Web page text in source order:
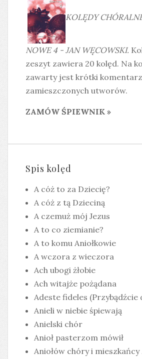
KOLĘDY
NOWE 4 - JAN WĘCOWSKI.
zeszyt zawiera 20 kolęd. Na
zawarty jest krótki
zamieszczonych utworów.
ZAMÓW ŚPIEWNIK »
Spis kolęd
A cóż to za Dziecię?
A cóż z tą Dzieciną
A czemuż mój Jezus
A to co ziemianie?
A to komu Aniołkowie
A wczora z wieczora
Ach ubogi żłobie
Ach witajże pożądana
Adeste fideles (Przybądźcie
Anieli w niebie śpiewają
Anielski chór
Anioł pasterzom mówił
Aniołów chóry i